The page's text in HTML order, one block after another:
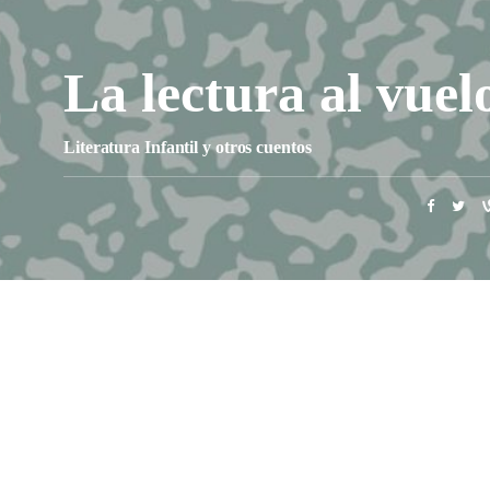
La lectura al
Literatura Infantil y otros cuentos